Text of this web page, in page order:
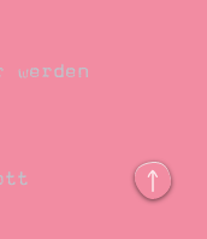
werden